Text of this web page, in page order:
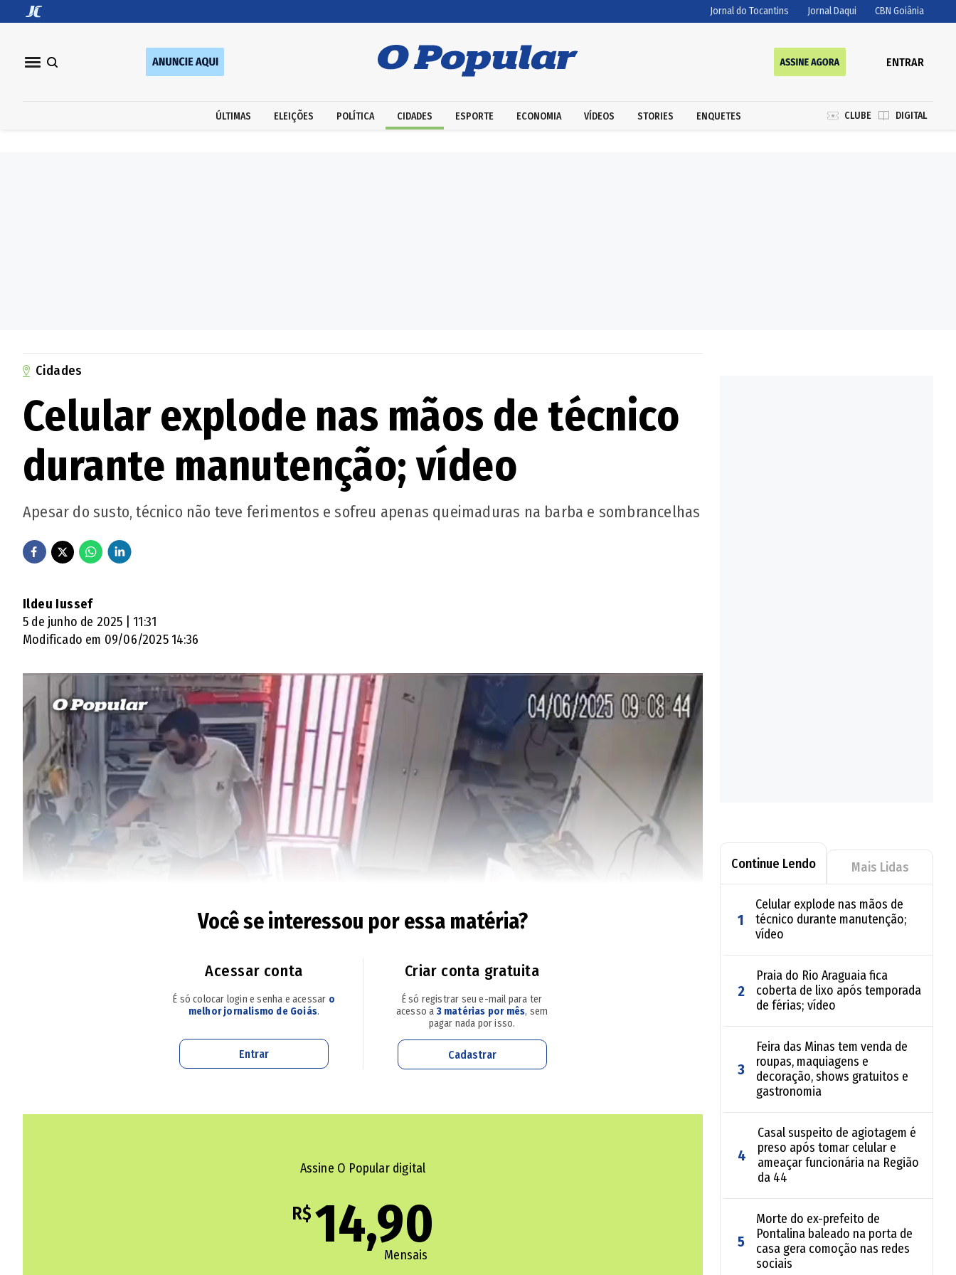
Jornal do Tocantins Jornal Daqui CBN Goiânia
ENTRAR
ÚLTIMAS ELEIÇÕES POLÍTICA CIDADES ESPORTE ECONOMIA VÍDEOS STORIES ENQUETES CLUBE DIGITAL
Cidades
Celular explode nas mãos de técnico
durante manutenção; vídeo
Apesar do susto, técnico não teve ferimentos e sofreu apenas queimaduras na barba e sombrancelhas
Ildeu Iussef
5 de junho de 2025 | 11:31
Modificado em 09/06/2025 14:36
Como evitar acidentes com celular, leia no g1 Goiás: Celular que pegou fogo em bolso: entenda
Nas imagens é possível ver quando o técnico está manuseando o celular e o aparelho explode em
Fabiano Pires, disse que as chamas no equipamento cessaram após chutar o
Você se interessou por essa matéria?
Acessar conta
É só colocar login e senha e acessar o
melhor jornalismo de Goiás.
Entrar
Criar conta gratuita
É só registrar seu e-mail para ter
acesso a 3 matérias por mês, sem
pagar nada por isso.
Cadastrar
Assine O Popular digital
R$ 14,90
Mensais
Continue Lendo Mais Lidas
1
Celular explode nas mãos de
técnico durante manutenção;
vídeo
2
Praia do Rio Araguaia fica
coberta de lixo após temporada
de férias; vídeo
3
Feira das Minas tem venda de
roupas, maquiagens e
decoração, shows gratuitos e
gastronomia
4
Casal suspeito de agiotagem é
preso após tomar celular e
ameaçar funcionária na Região
da 44
5
Morte do ex-prefeito de
Pontalina baleado na porta de
casa gera comoção nas redes
sociais